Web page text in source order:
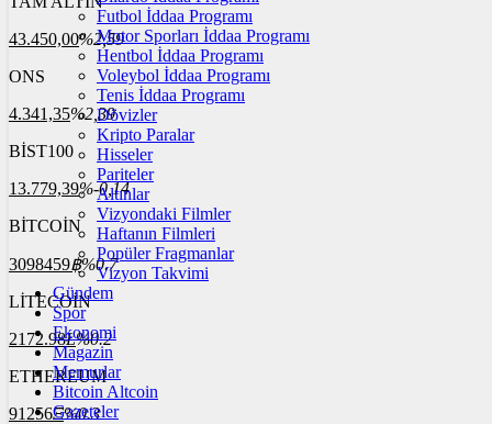
43.450,00%2,59
ONS
4.341,35%2,39
BİST100
13.779,39%-0,14
BİTCOİN
3098459฿%0.7
LİTECOİN
2172.98Ł%0.2
ETHEREUM
91256Ξ%0.3
Futbol İddaa Programı
Motor Sporları İddaa Programı
Hentbol İddaa Programı
Voleybol İddaa Programı
Tenis İddaa Programı
Dövizler
Kripto Paralar
Hisseler
Pariteler
Altınlar
Vizyondaki Filmler
Haftanın Filmleri
Popüler Fragmanlar
Vizyon Takvimi
Gündem
Spor
Ekonomi
Magazin
Memurlar
Bitcoin Altcoin
Gazeteler